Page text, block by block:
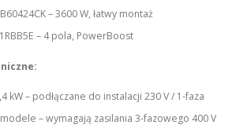
– 3600 W, łatwy montaż
– 4 pola, PowerBoost
kW – podłączane do instalacji 230 V / 1-faza
– wymagają zasilania 3-fazowego 400 V